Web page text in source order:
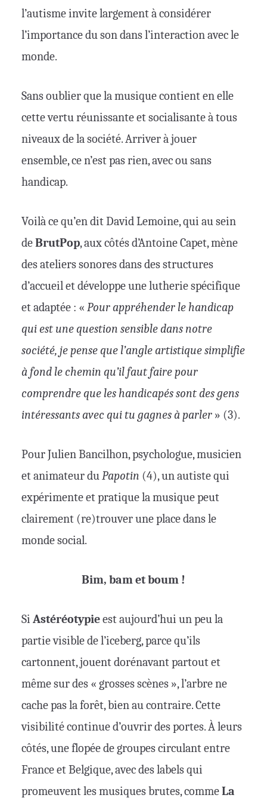
l’autisme invite largement à considérer
l’importance du son dans l’interaction avec le
monde.
Sans oublier que la musique contient en elle
cette vertu réunissante et socialisante à tous
niveaux de la société. Arriver à jouer
ensemble, ce n’est pas rien, avec ou sans
handicap.
Voilà ce qu’en dit David Lemoine, qui au sein
deBrutPop, aux côtés d’Antoine Capet, mène
des ateliers sonores dans des structures
d’accueil et développe une lutherie spécifique
et adaptée : « Pour appréhender le handicap
qui est une question sensible dans notre
société, je pense que l’angle artistique simplifie
à fond le chemin qu’il faut faire pour
comprendre que les handicapés sont des gens
intéressants avec qui tu gagnes à parler » (3).
Pour Julien Bancilhon, psychologue, musicien
et animateur duPapotin (4), un autiste qui
expérimente et pratique la musique peut
clairement (re)trouver une place dans le
monde social.
Bim, bam et boum !
Si Astéréotypieest aujourd’hui un peu la
partie visible de l’iceberg, parce qu’ils
cartonnent, jouent dorénavant partout et
même sur des « grosses scènes », l’arbre ne
cache pas la forêt, bien au contraire. Cette
visibilité continue d’ouvrir des portes. À leurs
côtés, une flopée de groupes circulant entre
France et Belgique, avec des labels qui
promeuvent les musiques brutes, commeLa